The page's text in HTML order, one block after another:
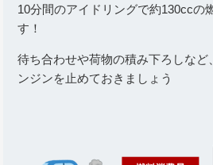
10分間のアイドリングで約130ccの
す！
待ち合わせや荷物の積み下ろしなど
ンジンを止めておきましょう